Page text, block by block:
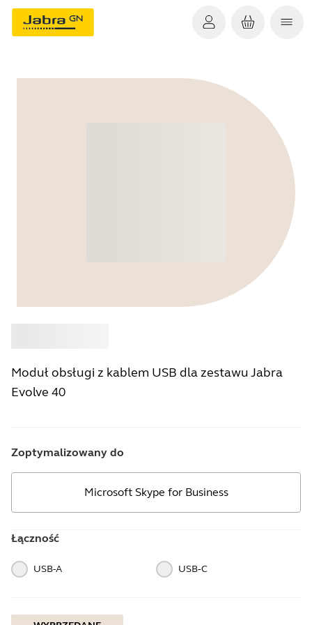
Moduł obsługi z kablem USB dla zestawu Jabra
Evolve 40
Zoptymalizowany do
Microsoft Skype for Business
Łączność
USB-A USB‑C